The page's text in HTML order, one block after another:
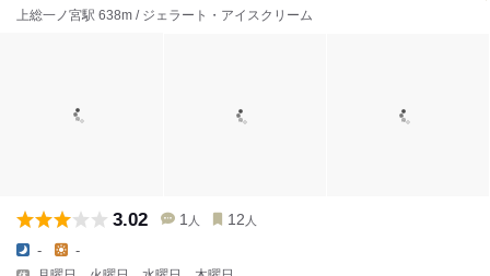
上総一ノ宮駅 638m / ジェラート・アイスクリーム
3.02 1 人 12 人
- -